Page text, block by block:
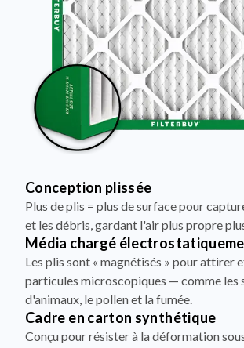
Conception plissée
Plus de plis = plus de surface pour
et les débris, gardant l'air plus propre
Média chargé
Les plis sont « magnétisés » pour attirer
particules microscopiques — comme les
d'animaux, le pollen et la fumée.
Cadre en carton synthétique
Conçu pour résister à la déformation